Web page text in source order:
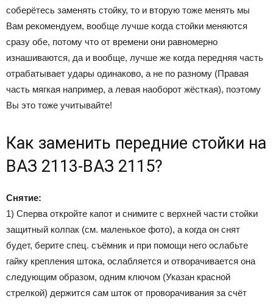
соберётесь заменять стойку, то и вторую тоже менять мы
Вам рекомендуем, вообще лучше когда стойки меняются
сразу обе, потому что от времени они равномерно
изнашиваются, да и вообще, лучше же когда передняя часть
отрабатывает удары одинаково, а не по разному (Правая
часть мягкая например, а левая наоборот жёсткая), поэтому
Вы это тоже учитывайте!
Как заменить передние стойки на
ВАЗ 2113-ВАЗ 2115?
Снятие:
1) Сперва откройте капот и снимите с верхней части стойки
защитный колпак (см. маленькое фото), а когда он снят
будет, берите спец. съёмник и при помощи него ослабьте
гайку крепления штока, ослабляется и отворачивается она
следующим образом, одним ключом (Указан красной
стрелкой) держится сам шток от проворачивания за счёт